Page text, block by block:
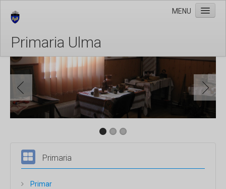
Primaria Ulma
MENU
Stiri
Taxe si Impozite
Galerie Foto
Evenimente
Primaria
Primar